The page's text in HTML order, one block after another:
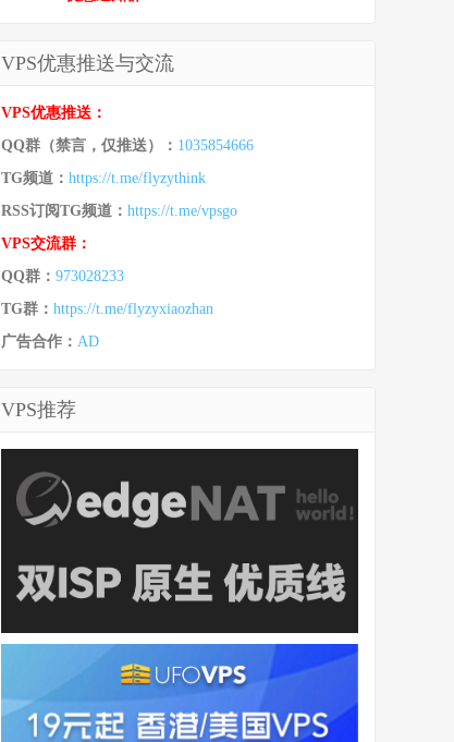
VPS优惠推送与交流
VPS优惠推送：
QQ群（禁言，仅推送）： 1035854666
TG频道： https://t.me/flyzythink
RSS订阅TG频道： https://t.me/vpsgo
VPS交流群：
QQ群： 973028233
TG群： https://t.me/flyzyxiaozhan
广告合作： AD
VPS推荐